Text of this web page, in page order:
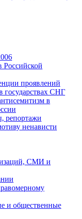
Российской
проявлений
государствах СНГ
в
репортажи
ненависти
СМИ и
и общественные